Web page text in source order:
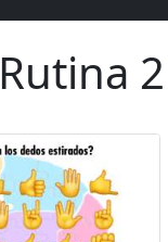
Rutina